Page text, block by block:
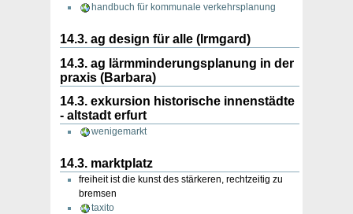
handbuch für kommunale verkehrsplanung
14.3. ag design für alle (Irmgard)
14.3. ag lärmminderungsplanung in der
praxis (Barbara)
14.3. exkursion historische innenstädte
- altstadt erfurt
wenigemarkt
14.3. marktplatz
freiheit ist die kunst des stärkeren, rechtzeitig zu
bremsen
taxito